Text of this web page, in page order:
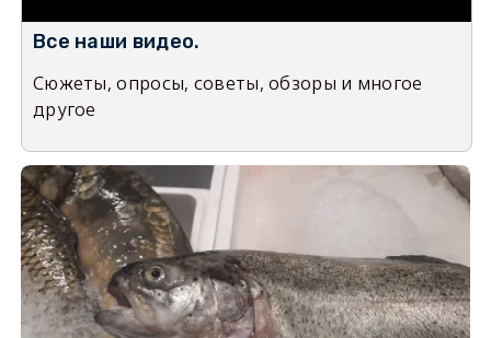
Все наши видео.
Сюжеты, опросы, советы, обзоры и многое
другое